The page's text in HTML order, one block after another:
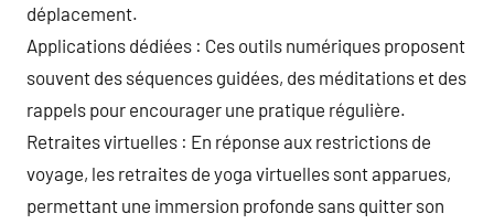
déplacement.
Applications dédiées : Ces outils numériques proposent
souvent des séquences guidées, des méditations et des
rappels pour encourager une pratique régulière.
Retraites virtuelles : En réponse aux restrictions de
voyage, les retraites de yoga virtuelles sont apparues,
permettant une immersion profonde sans quitter son